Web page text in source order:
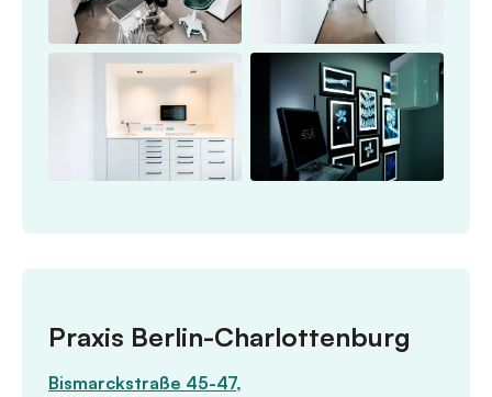
Praxis Berlin-Charlottenburg
Bismarckstraße 45-47,